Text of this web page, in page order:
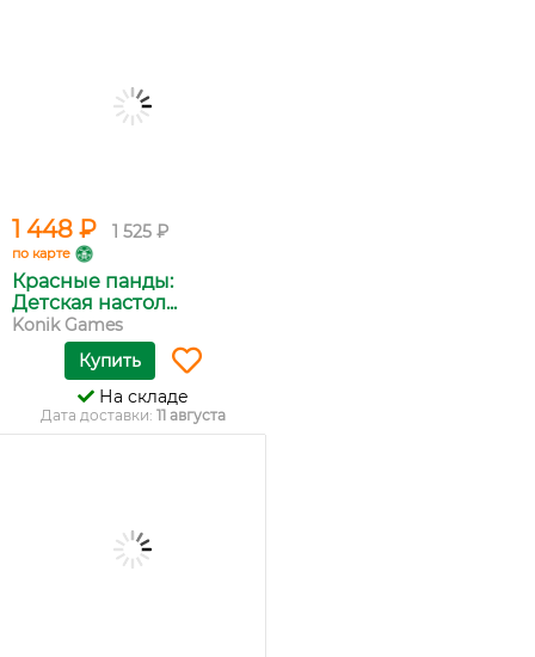
1 448 ₽ 1 525 ₽
по карте
Красные панды:
Детская настол...
Konik Games
Купить
На складе
Дата доставки: 11 августа